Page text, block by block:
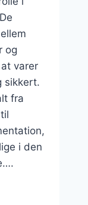
og
varer
sikkert.
fra
i den